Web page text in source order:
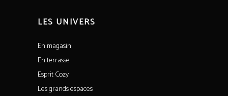
LES UNIVERS
En magasin
En terrasse
Esprit Cozy
Les grands espaces